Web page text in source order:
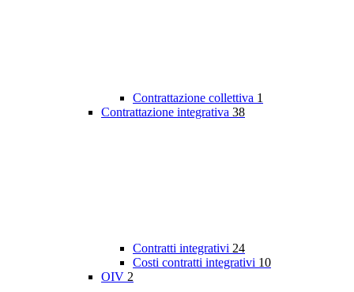
Contrattazione collettiva 1
Contrattazione integrativa 38
Contratti integrativi 24
Costi contratti integrativi 10
OIV 2